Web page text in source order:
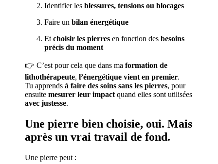
Identifier lesblessures, tensions ou blocages
Faire unbilan énergétique
Etchoisir les pierres en fonction desbesoins
précis du moment
👉 C’est pour cela que dans maformation de
lithothérapeute,l’énergétique vient en premier.
Tu apprendsà faire des soins sans les pierres, pour
ensuitemesurer leur impact quand elles sont utilisées
avec justesse.
Une pierre bien choisie, oui. Mais
après un vrai travail de fond.
Une pierre peut :